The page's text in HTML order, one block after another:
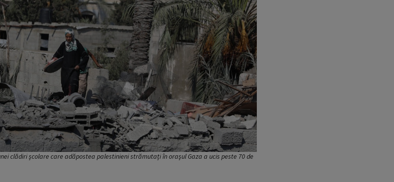
clădiri școlare care adăpostea palestinieni strămutați în orașul Gaza a ucis peste 70 de